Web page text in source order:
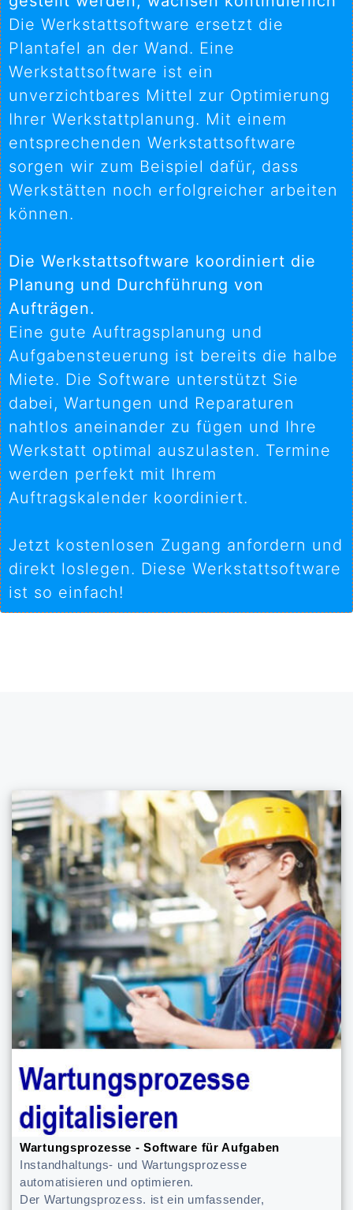
Die Werkstattsoftware ersetzt die
Plantafel an der Wand. Eine
Werkstattsoftware ist ein
unverzichtbares Mittel zur Optimierung
Ihrer Werkstattplanung. Mit einem
entsprechenden Werkstattsoftware
sorgen wir zum Beispiel dafür, dass
Werkstätten noch erfolgreicher arbeiten
können.
Die Werkstattsoftware koordiniert die
Planung und Durchführung von
Aufträgen.
Eine gute Auftragsplanung und
Aufgabensteuerung ist bereits die halbe
Miete. Die Software unterstützt Sie
dabei, Wartungen und Reparaturen
nahtlos aneinander zu fügen und Ihre
Werkstatt optimal auszulasten. Termine
werden perfekt mit Ihrem
Auftragskalender koordiniert.
Jetzt kostenlosen Zugang anfordern und
direkt loslegen. Diese Werkstattsoftware
ist so einfach!
Wartungsprozesse - Software für Aufgaben
Instandhaltungs- und Wartungsprozesse
automatisieren und optimieren.
Der Wartungsprozess. ist ein umfassender,